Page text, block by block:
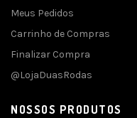
Meus Pedidos
Carrinho de Compras
Finalizar Compra
@LojaDuasRodas
NOSSOS PRODUTOS